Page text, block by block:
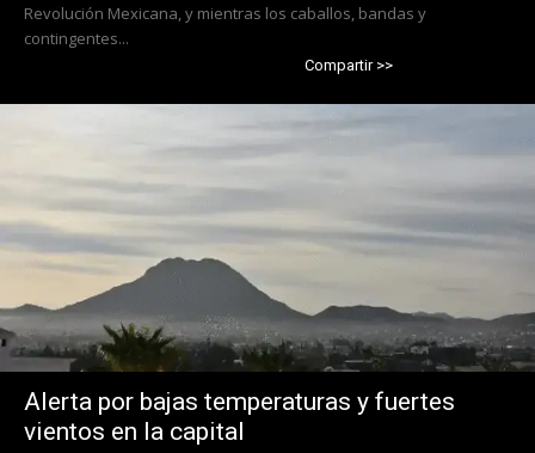
Revolución Mexicana, y mientras los caballos, bandas y
contingentes...
Compartir >>
Alerta por bajas temperaturas y fuertes
vientos en la capital